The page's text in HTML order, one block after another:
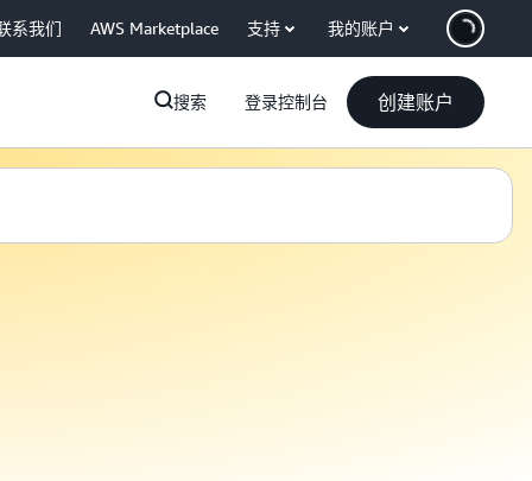
系我们 AWS Marketplace 支持 我的账户
搜索 登录控制台 创建账户